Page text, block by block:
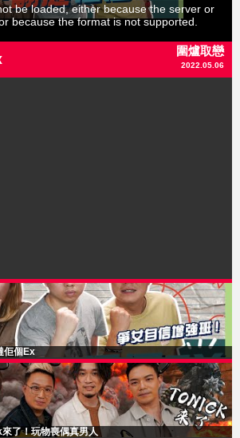
be loaded, either because the server or
because the format is not supported.
圍爐取戀
2022.05.06
佢個Ex
了！玩物喪偶真男人